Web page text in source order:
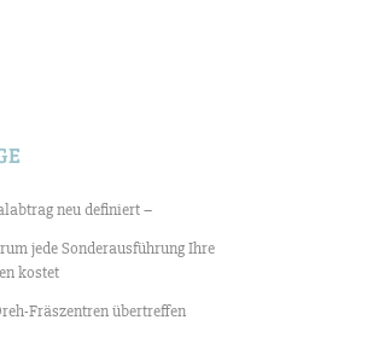
neu definiert –
jede Sonderausführung Ihre
kostet
Fräszentren übertreffen